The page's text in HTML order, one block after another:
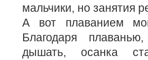
мальчики, но занятия
А вот плаванием
Благодаря
дышать, осанка